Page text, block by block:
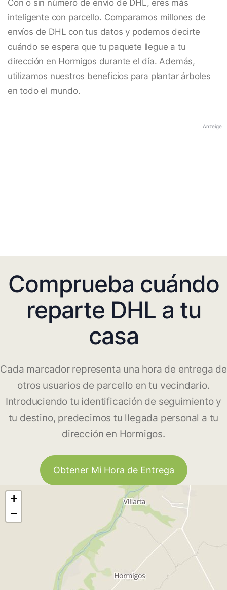
Con o sin número de envío de DHL, eres más
inteligente con parcello. Comparamos millones de
envíos de DHL con tus datos y podemos decirte
cuándo se espera que tu paquete llegue a tu
dirección en Hormigos durante el día. Además,
utilizamos nuestros beneficios para plantar árboles
en todo el mundo.
Anzeige
Comprueba cuándo
reparte DHL a tu
casa
Cada marcador representa una hora de entrega de
otros usuarios de parcello en tu vecindario.
Introduciendo tu identificación de seguimiento y
tu destino, predecimos tu llegada personal a tu
dirección en Hormigos.
Obtener Mi Hora de Entrega
+
−